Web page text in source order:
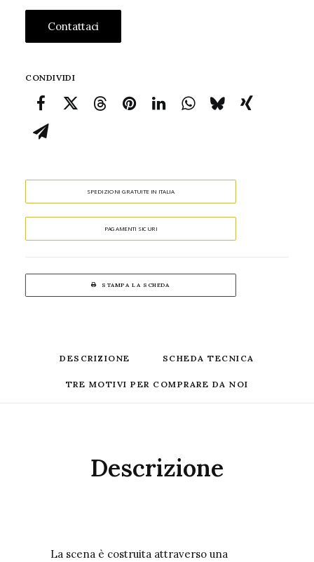
Contattaci
CONDIVIDI
SPEDIZIONI GRATUITE IN ITALIA
PAGAMENTI SICURI
STAMPA LA SCHEDA
DESCRIZIONE SCHEDA TECNICA
TRE MOTIVI PER COMPRARE DA NOI
Descrizione
La scena è costruita attraverso una